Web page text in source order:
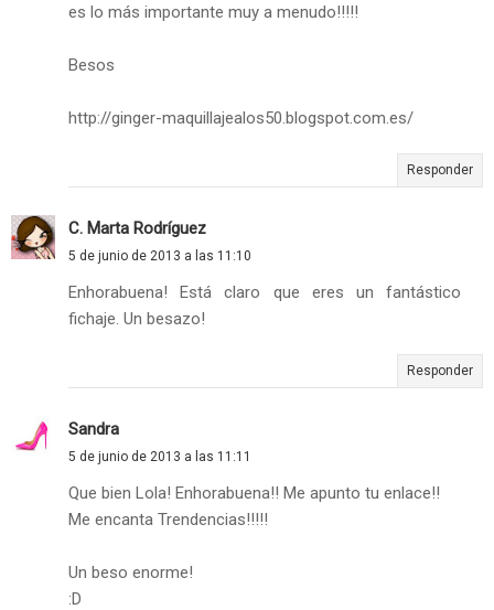
es lo más importante muy a menudo!!!!!
Besos
http://ginger-maquillajealos50.blogspot.com.es/
Responder
C. Marta Rodríguez
5 de junio de 2013 a las 11:10
Enhorabuena! Está claro que eres un fantástico
fichaje. Un besazo!
Responder
Sandra
5 de junio de 2013 a las 11:11
Que bien Lola! Enhorabuena!! Me apunto tu enlace!!
Me encanta Trendencias!!!!!
Un beso enorme!
:D